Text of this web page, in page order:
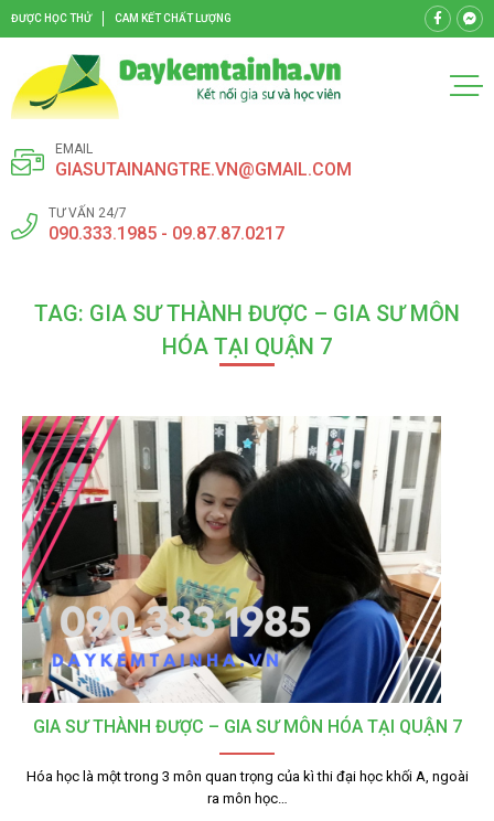
ĐƯỢC HỌC THỬ CAM KẾT CHẤT LƯỢNG
EMAIL
GIASUTAINANGTRE.VN@GMAIL.COM
TƯ VẤN 24/7
090.333.1985 - 09.87.87.0217
TAG: GIA SƯ THÀNH ĐƯỢC – GIA SƯ MÔN
HÓA TẠI QUẬN 7
GIA SƯ THÀNH ĐƯỢC – GIA SƯ MÔN HÓA TẠI QUẬN 7
Hóa học là một trong 3 môn quan trọng của kì thi đại học khối A, ngoài
ra môn học…